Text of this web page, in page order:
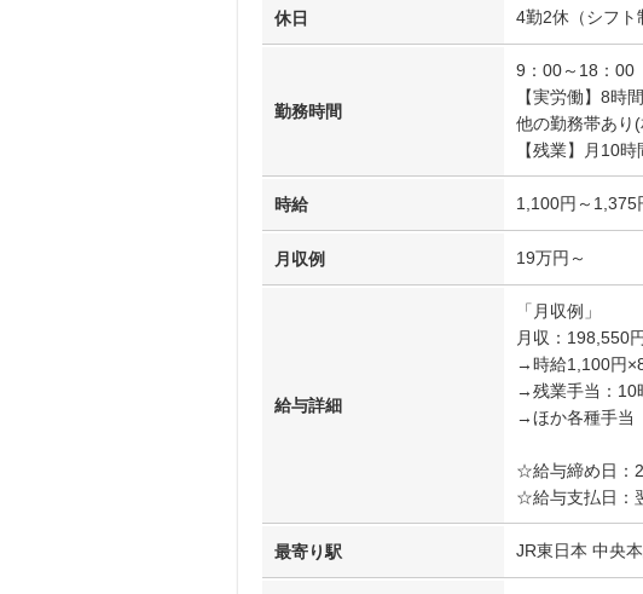
休日 4勤2休（シフト
勤務時間
9：00～18：00
【実労働】8
他の勤務帯あり
【残業】月10
時給 1,100円～1,375
月収例 19万円～
給与詳細
「月収例」
月収：198,550円
→時給1,100円
→残業手当：10
→ほか各種手当
☆給与締め日：
☆給与支払日：
最寄り駅 JR東日本 中央